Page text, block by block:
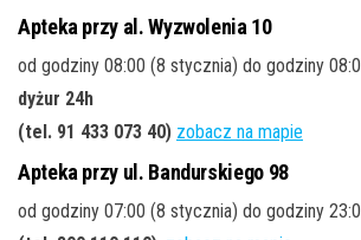
Apteka przy al. Wyzwolenia 10
od godziny 08:00 (8 stycznia) do godziny
dyżur 24h
(tel. 91 433 073 40) zobacz na mapie
Apteka przy ul. Bandurskiego 98
od godziny 07:00 (8 stycznia) do godziny